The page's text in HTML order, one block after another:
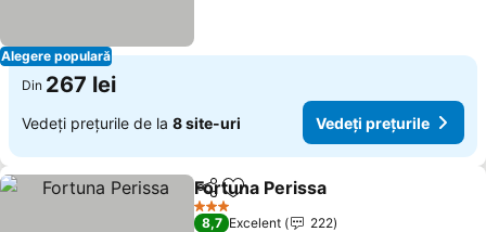
Alegere populară
Din 267 lei
Vedeți prețurile de la 8 site-uri Vedeți prețurile
DistribuițiAdăugaţi la favorite
Fortuna Perissa
3 Stele
8,7 Excelent
222